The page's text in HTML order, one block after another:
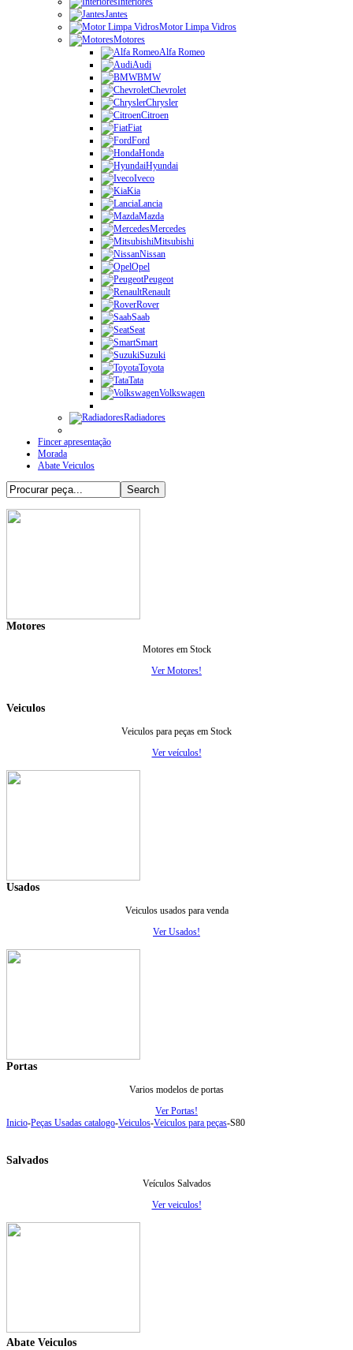
Jantes
Motor Limpa Vidros
Motores
Alfa Romeo
Audi
BMW
Chevrolet
Chrysler
Citroen
Fiat
Ford
Honda
Hyundai
Iveco
Kia
Lancia
Mazda
Mercedes
Mitsubishi
Nissan
Opel
Peugeot
Renault
Rover
Saab
Seat
Smart
Suzuki
Toyota
Tata
Volkswagen
Radiadores
Fincer apresentação
Morada
Abate Veiculos
Motores
Motores em Stock
Ver Motores!
Veiculos
Veiculos para peças em Stock
Ver veículos!
Usados
Veiculos usados para venda
Ver Usados!
Portas
Varios modelos de portas
Ver Portas!
Inicio-Peças Usadas catalogo-Veiculos-Veiculos para peças-S80
Salvados
Veículos Salvados
Ver veiculos!
Abate Veiculos